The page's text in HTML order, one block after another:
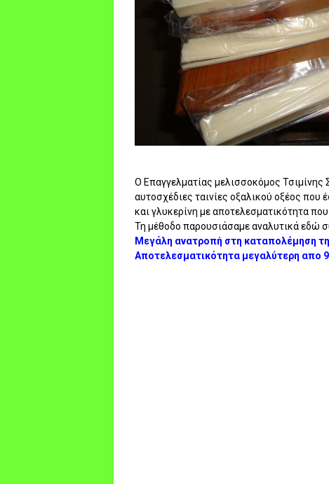
Ο Επαγγελματίας μελισσοκόμος Τσιμίνης
αυτοσχέδιες ταινίες οξαλικού οξέος που
και γλυκερίνη με αποτελεσματικότητα που
Τη μέθοδο παρουσιάσαμε αναλυτικά
Μεγάλη ανατροπή στη καταπολέμηση
Αποτελεσματικότητα μεγαλύτερη απο